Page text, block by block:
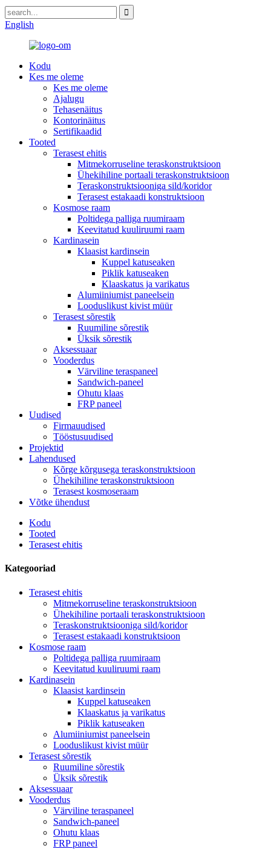
English
Kodu
Kes me oleme
Kes me oleme
Ajalugu
Tehasenäitus
Kontorinäitus
Sertifikaadid
Tooted
Terasest ehitis
Mitmekorruseline teraskonstruktsioon
Ühekihiline portaali teraskonstruktsioon
Teraskonstruktsiooniga sild/koridor
Terasest estakaadi konstruktsioon
Kosmose raam
Poltidega palliga ruumiraam
Keevitatud kuuliruumi raam
Kardinasein
Klaasist kardinsein
Kuppel katuseaken
Piklik katuseaken
Klaaskatus ja varikatus
Alumiiniumist paneelsein
Looduslikust kivist müür
Terasest sõrestik
Ruumiline sõrestik
Üksik sõrestik
Aksessuaar
Vooderdus
Värviline teraspaneel
Sandwich-paneel
Ohutu klaas
FRP paneel
Uudised
Firmauudised
Tööstusuudised
Projektid
Lahendused
Kõrge kõrgusega teraskonstruktsioon
Ühekihiline teraskonstruktsioon
Terasest kosmoseraam
Võtke ühendust
Kodu
Tooted
Terasest ehitis
Kategooriad
Terasest ehitis
Mitmekorruseline teraskonstruktsioon
Ühekihiline portaali teraskonstruktsioon
Teraskonstruktsiooniga sild/koridor
Terasest estakaadi konstruktsioon
Kosmose raam
Poltidega palliga ruumiraam
Keevitatud kuuliruumi raam
Kardinasein
Klaasist kardinsein
Kuppel katuseaken
Klaaskatus ja varikatus
Piklik katuseaken
Alumiiniumist paneelsein
Looduslikust kivist müür
Terasest sõrestik
Ruumiline sõrestik
Üksik sõrestik
Aksessuaar
Vooderdus
Värviline teraspaneel
Sandwich-paneel
Ohutu klaas
FRP paneel